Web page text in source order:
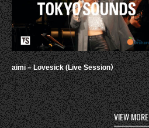
aimi – Lovesick (Live Session）
VIEW MORE